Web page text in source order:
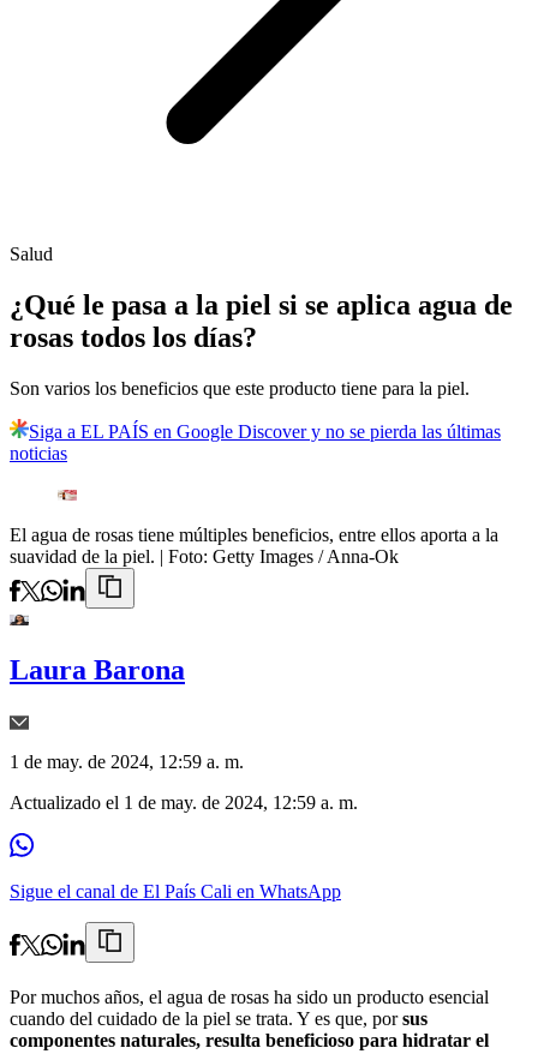
Salud
¿Qué le pasa a la piel si se aplica agua de
rosas todos los días?
Son varios los beneficios que este producto tiene para la piel.
Siga a EL PAÍS en Google Discover y no se pierda las últimas
noticias
El agua de rosas tiene múltiples beneficios, entre ellos aporta a la
suavidad de la piel. | Foto: Getty Images / Anna-Ok
Laura Barona
1 de may. de 2024, 12:59 a. m.
Actualizado el 1 de may. de 2024, 12:59 a. m.
Sigue el canal de El País Cali en WhatsApp
Por muchos años, el agua de rosas ha sido un producto esencial
cuando del cuidado de la piel se trata. Y es que, porsus
componentes naturales, resulta beneficioso para hidratar el